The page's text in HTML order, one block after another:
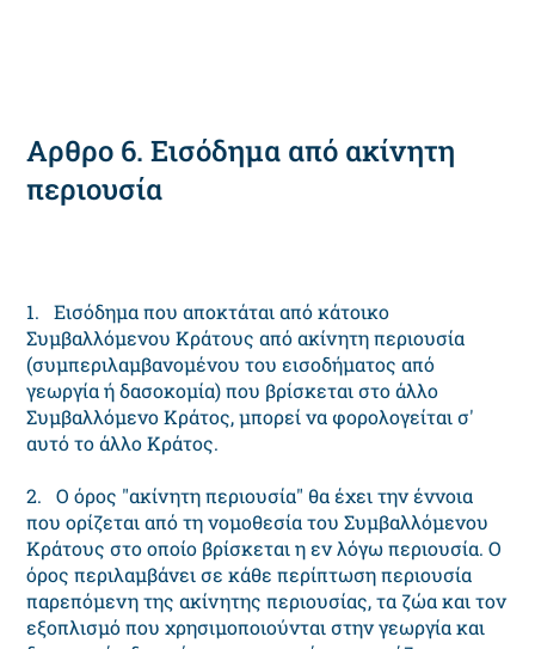
Αρθρο 6. Εισόδημα από ακίνητη
περιουσία
1. Εισόδημα που αποκτάται από κάτοικο
Συμβαλλόμενου Κράτους από ακίνητη περιουσία
(συμπεριλαμβανομένου του εισοδήματος από
γεωργία ή δασοκομία) που βρίσκεται στο άλλο
Συμβαλλόμενο Κράτος, μπορεί να φορολογείται σ'
αυτό το άλλο Κράτος.
2. Ο όρος "ακίνητη περιουσία" θα έχει την έννοια
που ορίζεται από τη νομοθεσία του Συμβαλλόμενου
Κράτους στο οποίο βρίσκεται η εν λόγω περιουσία. Ο
όρος περιλαμβάνει σε κάθε περίπτωση περιουσία
παρεπόμενη της ακίνητης περιουσίας, τα ζώα και τον
εξοπλισμό που χρησιμοποιούνται στην γεωργία και